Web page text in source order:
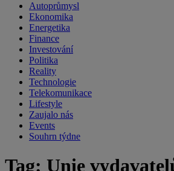
Autoprůmysl
Ekonomika
Energetika
Finance
Investování
Politika
Reality
Technologie
Telekomunikace
Lifestyle
Zaujalo nás
Events
Souhrn týdne
Tag: Unie